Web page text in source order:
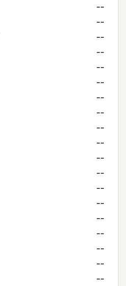
--
--
--
--
--
--
--
--
--
--
--
--
--
--
--
--
--
--
--